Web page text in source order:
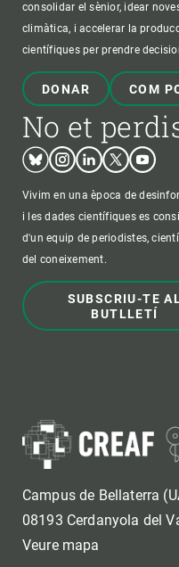
consolidar el sènior, idear
climàtica, i accelerar la
científiques per prendre
DONAR COM
No et
BlueskyInstagram
LinkedinTwitterYoutube
Vivim en una època de
i les dades científiques es
d'un equip de periodistes,
del coneixement.
SUBSCRIU-TE
BUTLLETÍ
Campus de Bellaterra
08193 Cerdanyola del
Veure mapa